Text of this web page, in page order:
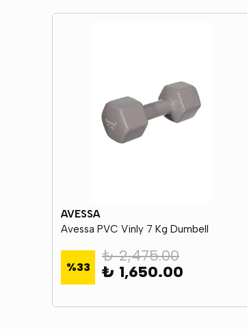
AVESSA
Avessa PVC Vinly 7 Kg Dumbell
%33
₺ 2,475.00
₺ 1,650.00